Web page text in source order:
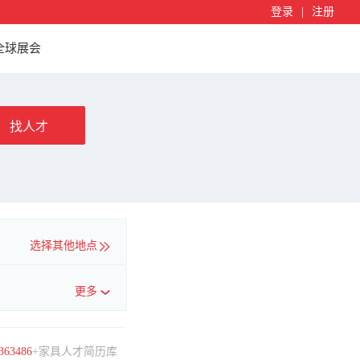
登录 注册
球展会
找人才
选择其他地点
更多
+家具人才简历库